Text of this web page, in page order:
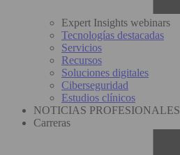
Expert Insights webinars
Tecnologías destacadas
Servicios
Recursos
Soluciones digitales
Ciberseguridad
Estudios clínicos
NOTICIAS PROFESIONALES
Carreras